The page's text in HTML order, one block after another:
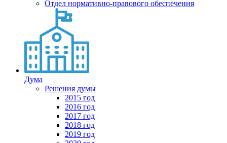
Отдел нормативно-правового обеспечения
Дума
Решения думы
2015 год
2016 год
2017 год
2018 год
2019 год